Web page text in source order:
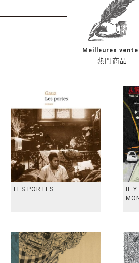
熱門商品
Meilleures
LES PORTES
IL